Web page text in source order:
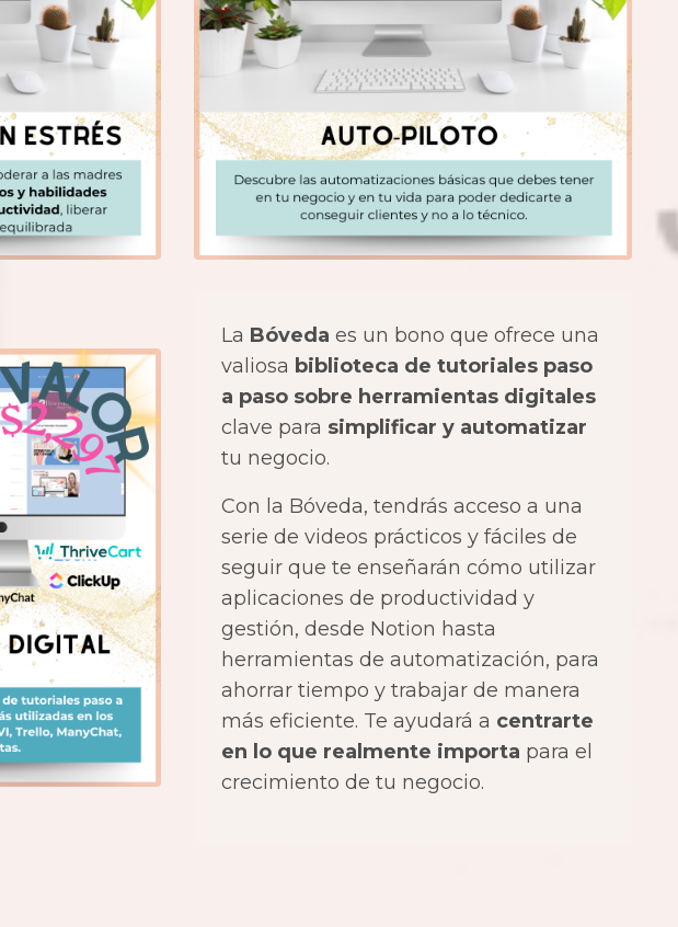
La Bóveda es un bono que ofrece una
valiosa biblioteca de tutoriales paso
a paso sobre herramientas digitales
clave para simplificar y automatizar
tu negocio.
Con la Bóveda, tendrás acceso a una
serie de videos prácticos y fáciles de
seguir que te enseñarán cómo utilizar
aplicaciones de productividad y
gestión, desde Notion hasta
herramientas de automatización, para
ahorrar tiempo y trabajar de manera
más eficiente. Te ayudará a centrarte
en lo que realmente importa para el
crecimiento de tu negocio.